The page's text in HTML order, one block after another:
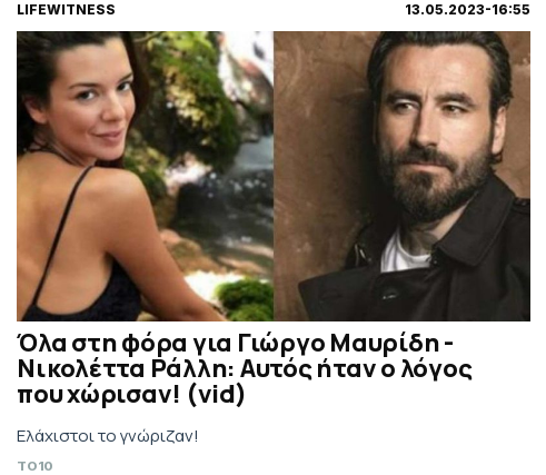
LIFEWITNESS 13.05.2023-16:55
Όλα στη φόρα για Γιώργο Μαυρίδη -
Νικολέττα Ράλλη: Αυτός ήταν ο λόγος
που χώρισαν! (vid)
Ελάχιστοι το γνώριζαν!
TO10